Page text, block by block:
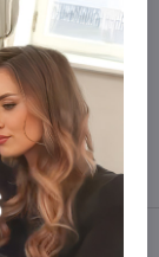
mint
az árut!